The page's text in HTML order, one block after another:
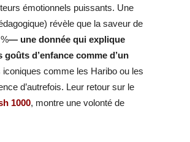
émotionnels puissants. Une
révèle que la saveur de
— une donnée qui explique
d’enfance comme d’un
comme les Haribo ou les
d’autrefois. Leur retour sur le
1000, montre une volonté de